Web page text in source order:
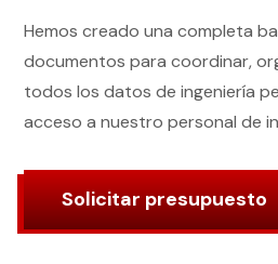
Hemos creado una completa
documentos para coordinar,
todos los datos de ingeniería
acceso a nuestro personal de
Solicitar presupuesto